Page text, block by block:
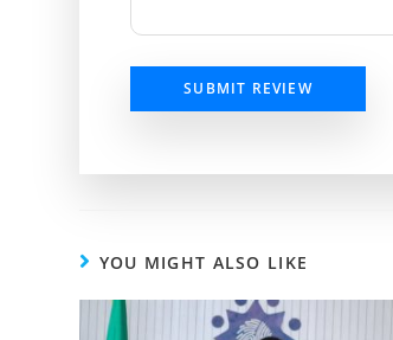
SUBMIT REVIEW
YOU MIGHT ALSO LIKE